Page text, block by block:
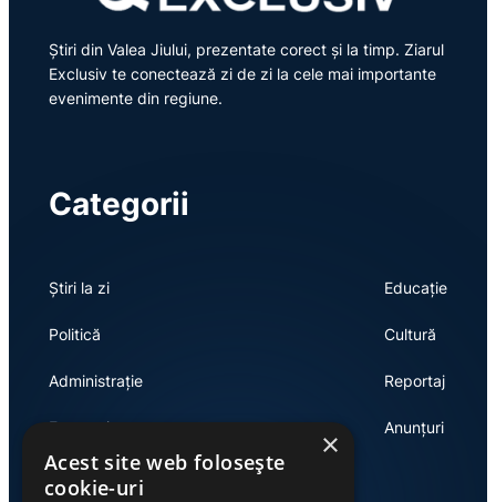
Știri din Valea Jiului, prezentate corect și la timp. Ziarul
Exclusiv te conectează zi de zi la cele mai importante
evenimente din regiune.
Categorii
Știri la zi
Politică
Administrație
Economie
Educație
Cultură
Reportaj
Anunțuri
×
Acest site web folosește
cookie-uri